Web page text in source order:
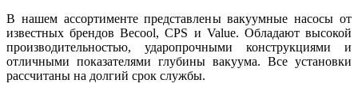
В нашем ассортименте представлены вакуумные насосы от
известных брендов Becool, CPS и Value. Обладают высокой
производительностью, ударопрочными конструкциями и
отличными показателями глубины вакуума. Все установки
рассчитаны на долгий срок службы.